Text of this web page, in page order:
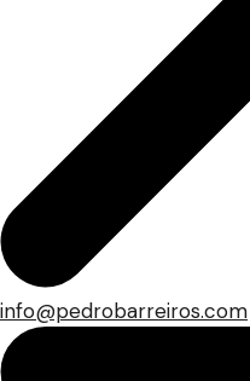
info@pedrobarreiros.com